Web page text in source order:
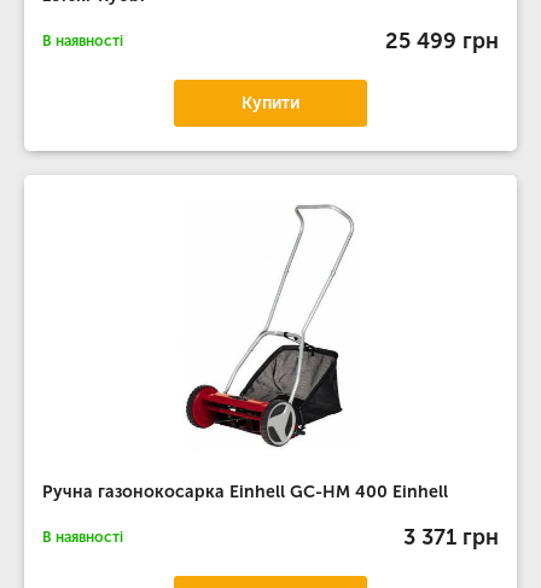
В наявності 25 499 грн
Купити
Ручна газонокосарка Einhell GC-HM 400 Einhell
В наявності 3 371 грн